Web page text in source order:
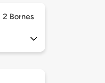
2 Bornes